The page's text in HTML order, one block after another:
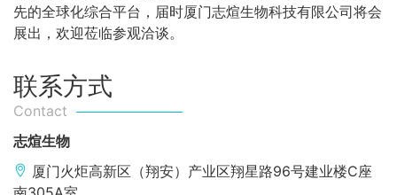
先的全球化综合平台，届时厦门志煊生物科技有限公司将会
展出，欢迎莅临参观洽谈。
联系方式
Contact
志煊生物
厦门火炬高新区（翔安）产业区翔星路96号建业楼C座